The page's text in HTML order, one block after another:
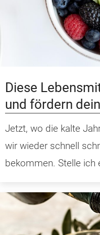
Diese
und fördern
Jetzt, wo die kalte
wir wieder schnell
bekommen. Stelle ich